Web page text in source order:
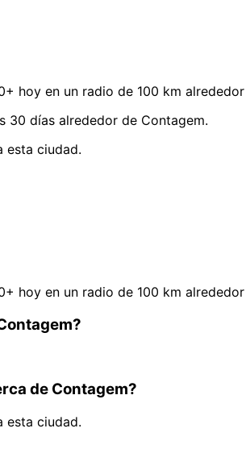
hoy en un radio de 100 km
30 días alrededor de Contagem.
esta ciudad.
hoy en un radio de 100 km
de Contagem?
esta ciudad.